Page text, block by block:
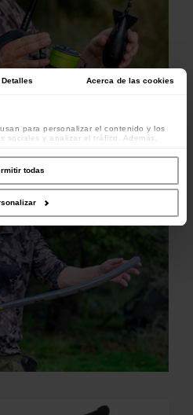
Detalles Acerca de las cookies
para personalizar el contenido y los
sociales y analizar el tráfico. Además,
y análisis web, quienes pueden
les haya proporcionado o que hayan
de sus servicios.
todas